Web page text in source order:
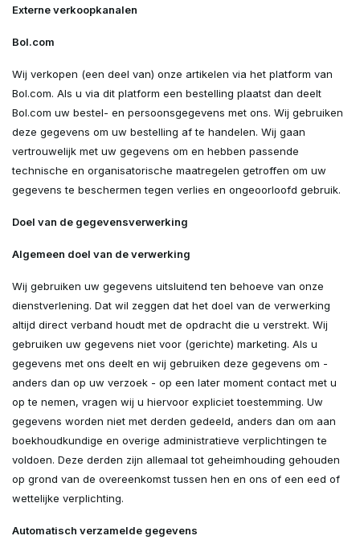
Externe verkoopkanalen
Bol.com
Wij verkopen (een deel van) onze artikelen via het platform van
Bol.com. Als u via dit platform een bestelling plaatst dan deelt
Bol.com uw bestel- en persoonsgegevens met ons. Wij gebruiken
deze gegevens om uw bestelling af te handelen. Wij gaan
vertrouwelijk met uw gegevens om en hebben passende
technische en organisatorische maatregelen getroffen om uw
gegevens te beschermen tegen verlies en ongeoorloofd gebruik.
Doel van de gegevensverwerking
Algemeen doel van de verwerking
Wij gebruiken uw gegevens uitsluitend ten behoeve van onze
dienstverlening. Dat wil zeggen dat het doel van de verwerking
altijd direct verband houdt met de opdracht die u verstrekt. Wij
gebruiken uw gegevens niet voor (gerichte) marketing. Als u
gegevens met ons deelt en wij gebruiken deze gegevens om -
anders dan op uw verzoek - op een later moment contact met u
op te nemen, vragen wij u hiervoor expliciet toestemming. Uw
gegevens worden niet met derden gedeeld, anders dan om aan
boekhoudkundige en overige administratieve verplichtingen te
voldoen. Deze derden zijn allemaal tot geheimhouding gehouden
op grond van de overeenkomst tussen hen en ons of een eed of
wettelijke verplichting.
Automatisch verzamelde gegevens